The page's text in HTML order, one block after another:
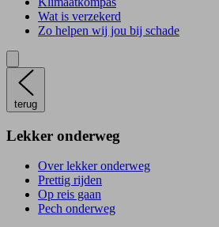
Wat is verzekerd
Zo helpen wij jou bij schade
terug
Lekker onderweg
Over lekker onderweg
Prettig rijden
Op reis gaan
Pech onderweg